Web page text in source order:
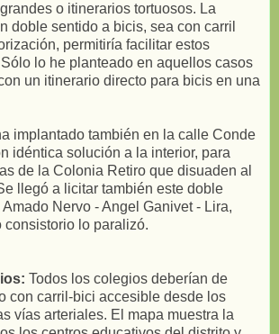
o itinerarios tortuosos. La
doble sentido a bicis, sea con carril
permitiría facilitar estos
lo he planteado en aquellos casos
un itinerario directo para bicis en una
implantado también en la calle Conde
idéntica solución a la interior, para
de la Colonia Retiro que disuaden al
llegó a licitar también este doble
Nervo - Angel Ganivet - Lira,
consistorio lo paralizó.
Todos los colegios deberían de
con carril-bici accesible desde los
vías arteriales. El mapa muestra la